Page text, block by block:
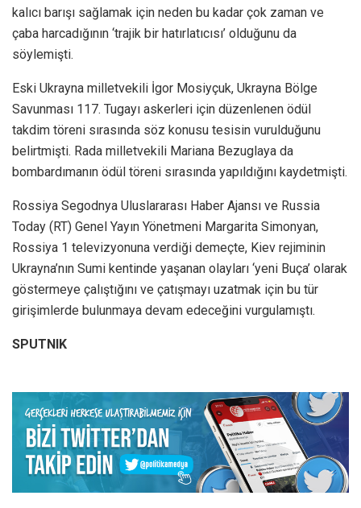
kalıcı barışı sağlamak için neden bu kadar çok zaman ve
çaba harcadığının ‘trajik bir hatırlatıcısı’ olduğunu da
söylemişti.
Eski Ukrayna milletvekili İgor Mosiyçuk, Ukrayna Bölge
Savunması 117. Tugayı askerleri için düzenlenen ödül
takdim töreni sırasında söz konusu tesisin vurulduğunu
belirtmişti. Rada milletvekili Mariana Bezuglaya da
bombardımanın ödül töreni sırasında yapıldığını kaydetmişti.
Rossiya Segodnya Uluslararası Haber Ajansı ve Russia
Today (RT) Genel Yayın Yönetmeni Margarita Simonyan,
Rossiya 1 televizyonuna verdiği demeçte, Kiev rejiminin
Ukrayna’nın Sumi kentinde yaşanan olayları ‘yeni Buça’ olarak
göstermeye çalıştığını ve çatışmayı uzatmak için bu tür
girişimlerde bulunmaya devam edeceğini vurgulamıştı.
SPUTNIK